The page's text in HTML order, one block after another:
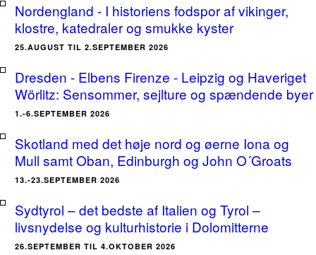
Nordengland - I historiens fodspor af vikinger,
klostre, katedraler og smukke kyster
25.AUGUST TIL 2.SEPTEMBER 2026
Dresden - Elbens Firenze - Leipzig og Haveriget
Wörlitz: Sensommer, sejlture og spændende byer
1.-6.SEPTEMBER 2026
Skotland med det høje nord og øerne Iona og
Mull samt Oban, Edinburgh og John O´Groats
13.-23.SEPTEMBER 2026
Sydtyrol – det bedste af Italien og Tyrol –
livsnydelse og kulturhistorie i Dolomitterne
26.SEPTEMBER TIL 4.OKTOBER 2026